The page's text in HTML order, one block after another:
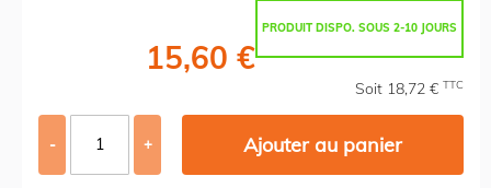
PRODUIT DISPO. SOUS 2-10 JOURS
15,60 €
Soit 18,72 € TTC
- + Ajouter au panier